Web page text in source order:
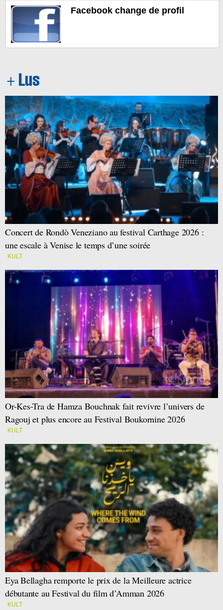
Facebook change de profil
Concert de Rondò Veneziano au festival Carthage 2026 :
une escale à Venise le temps d’une soirée
KULT
Or-Kes-Tra de Hamza Bouchnak fait revivre l’univers de
Ragouj et plus encore au Festival Boukornine 2026
KULT
Eya Bellagha remporte le prix de la Meilleure actrice
débutante au Festival du film d’Amman 2026
KULT